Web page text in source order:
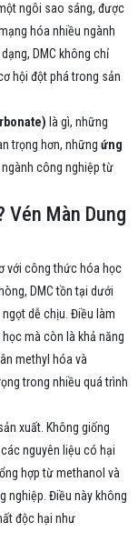
ngôi sao sáng, được
hóa nhiều ngành
DMC không chỉ
hội đột phá trong sản
là gì, những
trọng hơn, những ứng
công nghiệp từ
Vén Màn Dung
với công thức hóa học
DMC tồn tại dưới
dễ chịu. Điều làm
mà còn là khả năng
methyl hóa và
trong nhiều quá trình
xuất. Không giống
nguyên liệu có hại
hợp từ methanol và
nghiệp. Điều này không
độc hại như